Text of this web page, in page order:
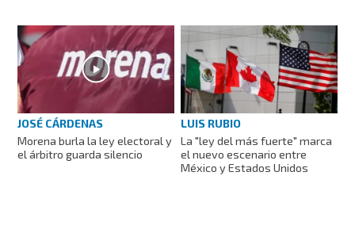
JOSÉ CÁRDENAS
Morena burla la ley electoral y
el árbitro guarda silencio
LUIS RUBIO
La "ley del más fuerte" marca
el nuevo escenario entre
México y Estados Unidos